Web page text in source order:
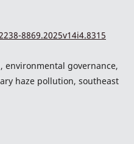
8869.2025v14i4.8315
environmental governance,
haze pollution, southeast